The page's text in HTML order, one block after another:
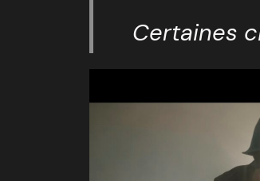
Certaines